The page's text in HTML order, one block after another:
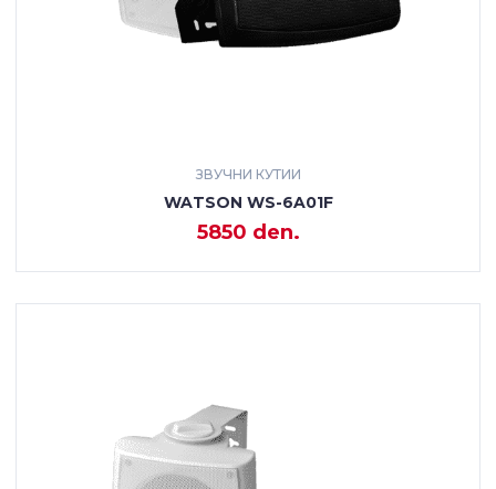
ЗВУЧНИ КУТИИ
WATSON WS-6A01F
5850 den.